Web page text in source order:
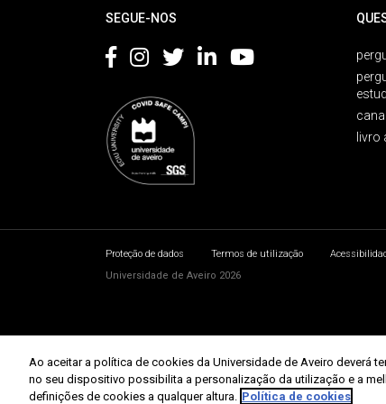
SEGUE-NOS
livro
Proteção de dados Termos de utilização
Universidade de Aveiro 2026
Ao aceitar a política de cookies da Universidade de Aveiro deverá
no seu dispositivo possibilita a personalização da utilização e a
definições de cookies a qualquer altura. Política de cookies